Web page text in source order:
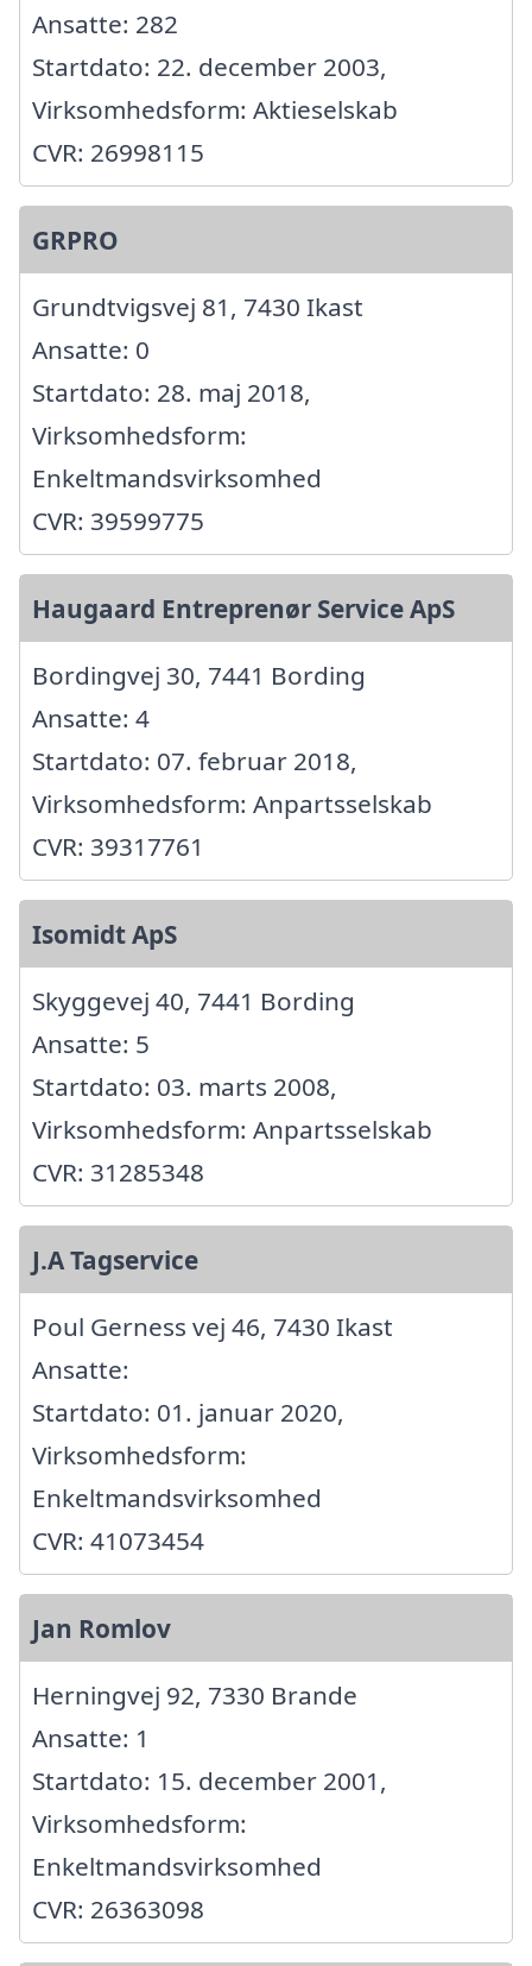
Ansatte: 282
Startdato: 22. december 2003,
Virksomhedsform: Aktieselskab
CVR: 26998115
GRPRO
Grundtvigsvej 81, 7430 Ikast
Ansatte: 0
Startdato: 28. maj 2018,
Virksomhedsform:
Enkeltmandsvirksomhed
CVR: 39599775
Haugaard Entreprenør Service ApS
Bordingvej 30, 7441 Bording
Ansatte: 4
Startdato: 07. februar 2018,
Virksomhedsform: Anpartsselskab
CVR: 39317761
Isomidt ApS
Skyggevej 40, 7441 Bording
Ansatte: 5
Startdato: 03. marts 2008,
Virksomhedsform: Anpartsselskab
CVR: 31285348
J.A Tagservice
Poul Gerness vej 46, 7430 Ikast
Ansatte:
Startdato: 01. januar 2020,
Virksomhedsform:
Enkeltmandsvirksomhed
CVR: 41073454
Jan Romlov
Herningvej 92, 7330 Brande
Ansatte: 1
Startdato: 15. december 2001,
Virksomhedsform:
Enkeltmandsvirksomhed
CVR: 26363098